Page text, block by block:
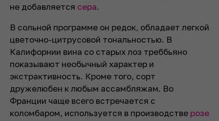
не добавляется сера.
В сольной программе он редок, обладает легкой
цветочно-цитрусовой тональностью. В
Калифорнии вина со старых лоз треббьяно
показывают необычный характер и
экстрактивность. Кроме того, сорт
дружелюбен к любым ассамбляжам. Во
Франции чаще всего встречается с
коломбаром, используется в производстве розе